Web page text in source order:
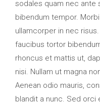
sodales quam nec ante
bibendum tempor.
ullamcorper in nec
faucibus tortor
rhoncus et mattis ut,
nisi. Nullam ut magna
Aenean odio mauris,
blandit a nunc. Sed orci